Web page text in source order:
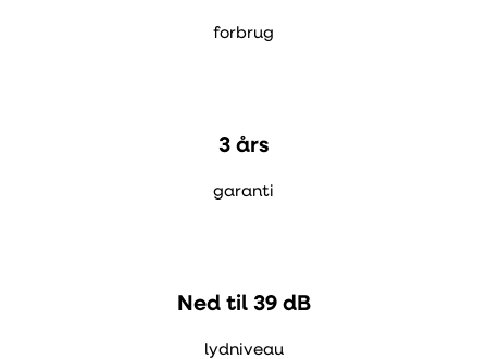
forbrug
3 års
garanti
Ned til 39 dB
lydniveau